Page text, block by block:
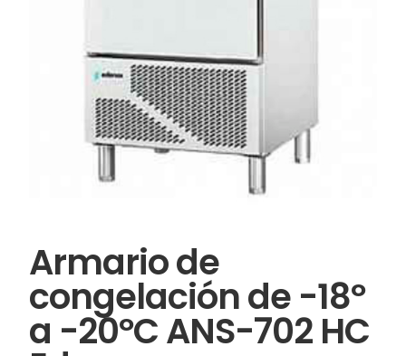
Armario de
congelación de -18º
a -20ºC ANS-702 HC